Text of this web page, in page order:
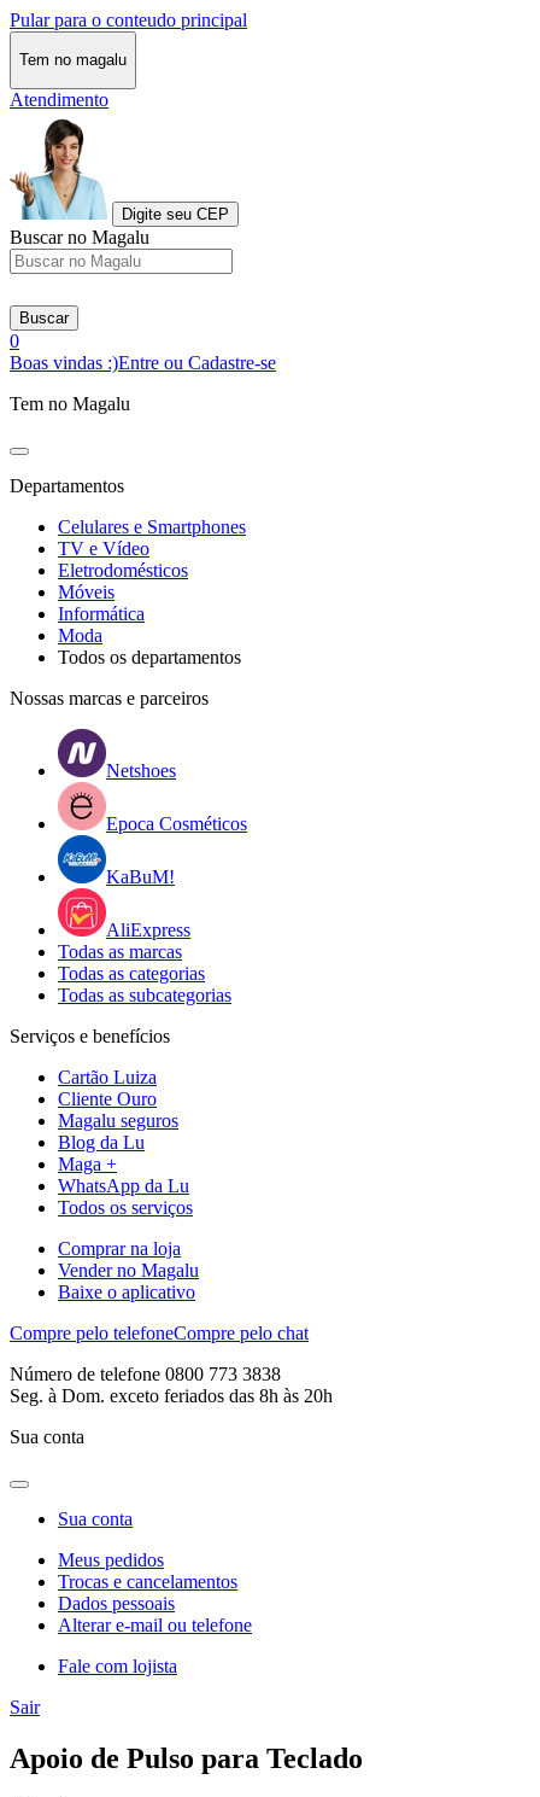
Pular para o conteudo principal
Tem no magalu
Atendimento
Digite seu CEP
Buscar no Magalu
Buscar
0
Boas vindas :)Entre ou Cadastre-se
Tem no Magalu
Departamentos
Celulares e Smartphones
TV e Vídeo
Eletrodomésticos
Móveis
Informática
Moda
Todos os departamentos
Nossas marcas e parceiros
Netshoes
Epoca Cosméticos
KaBuM!
AliExpress
Todas as marcas
Todas as categorias
Todas as subcategorias
Serviços e benefícios
Cartão Luiza
Cliente Ouro
Magalu seguros
Blog da Lu
Maga +
WhatsApp da Lu
Todos os serviços
Comprar na loja
Vender no Magalu
Baixe o aplicativo
Compre pelo telefoneCompre pelo chat
Número de telefone 0800 773 3838
Seg. à Dom. exceto feriados das 8h às 20h
Sua conta
Sua conta
Meus pedidos
Trocas e cancelamentos
Dados pessoais
Alterar e-mail ou telefone
Fale com lojista
Sair
Apoio de Pulso para Teclado